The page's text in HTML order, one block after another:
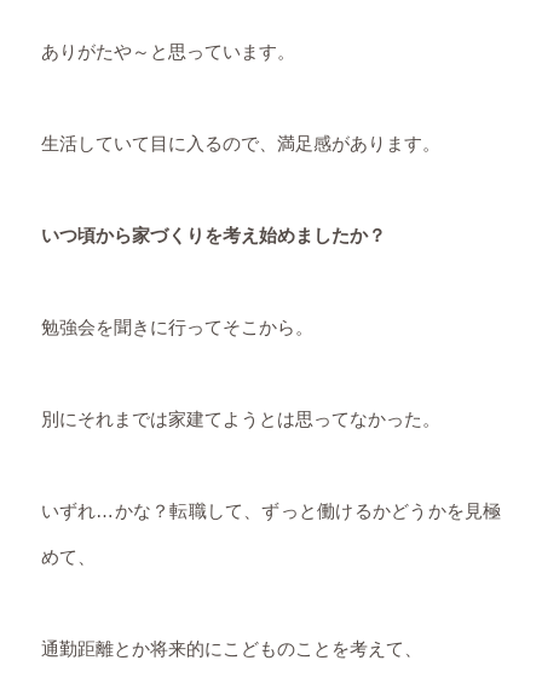
ありがたや～と思っています。
生活していて目に入るので、満足感があります。
いつ頃から家づくりを考え始めましたか？
勉強会を聞きに行ってそこから。
別にそれまでは家建てようとは思ってなかった。
いずれ…かな？転職して、ずっと働けるかどうかを見極
めて、
通勤距離とか将来的にこどものことを考えて、